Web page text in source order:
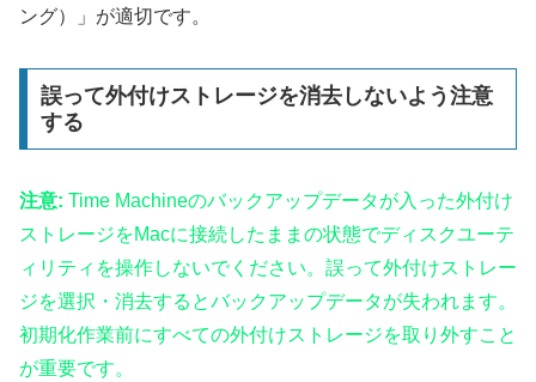
ング）」が適切です。
誤って外付けストレージを消去しないよう注意
する
注意: Time Machineのバックアップデータが入った外付け
ストレージをMacに接続したままの状態でディスクユーテ
ィリティを操作しないでください。誤って外付けストレー
ジを選択・消去するとバックアップデータが失われます。
初期化作業前にすべての外付けストレージを取り外すこと
が重要です。